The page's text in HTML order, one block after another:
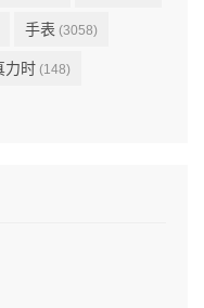
手表 (3058)
力时 (148)